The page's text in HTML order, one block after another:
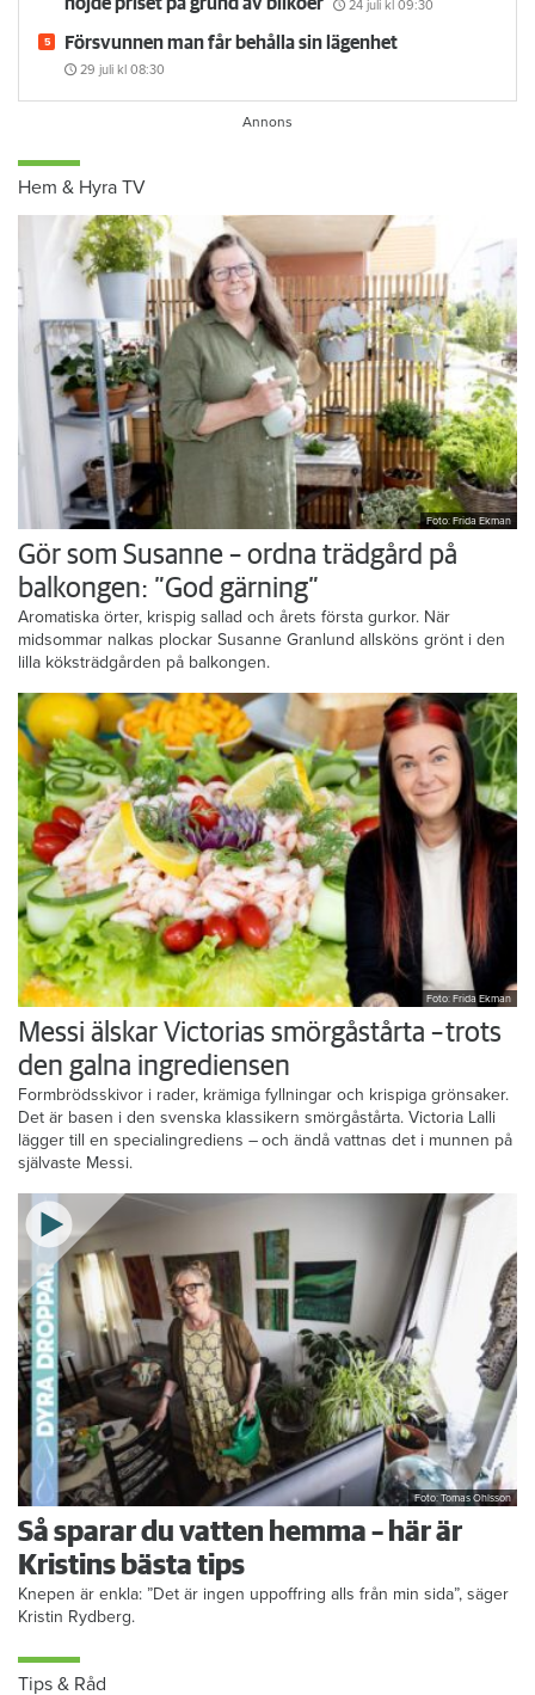
24 juli kl 09:30
Försvunnen man får behålla sin lägenhet
29 juli kl 08:30
Hem & Hyra TV
Foto: Frida Ekman
Gör som Susanne – ordna trädgård på
balkongen: ”God gärning”
Aromatiska örter, krispig sallad och årets första gurkor. När
midsommar nalkas plockar Susanne Granlund allsköns grönt i den
lilla köksträdgården på balkongen.
Foto: Frida Ekman
Messi älskar Victorias smörgåstårta – trots
den galna ingrediensen
Formbrödsskivor i rader, krämiga fyllningar och krispiga grönsaker.
Det är basen i den svenska klassikern smörgåstårta. Victoria Lalli
lägger till en specialingrediens – och ändå vattnas det i munnen på
självaste Messi.
Foto: Tomas Ohlsson
Så sparar du vatten hemma – här är
Kristins bästa tips
Knepen är enkla: ”Det är ingen uppoffring alls från min sida”, säger
Kristin Rydberg.
Tips & Råd